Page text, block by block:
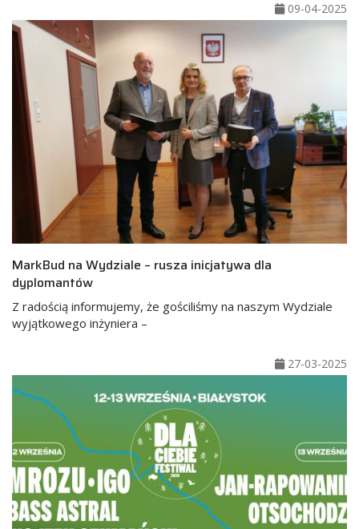
09-04-2025
MarkBud na Wydziale – rusza inicjatywa dla
dyplomantów
Z radością informujemy, że gościliśmy na naszym Wydziale
wyjątkowego inżyniera –
27-03-2025